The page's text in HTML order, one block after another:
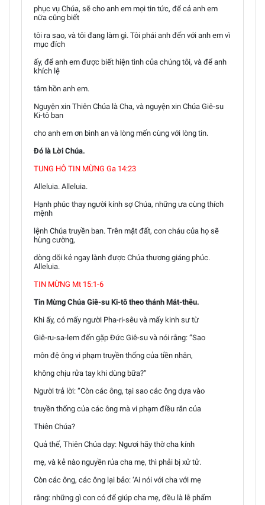
phục vụ Chúa, sẽ cho anh em mọi tin tức, để cả anh em
nữa cũng biết
tôi ra sao, và tôi đang làm gì. Tôi phái anh đến với anh em vì
mục đích
ấy, để anh em được biết hiện tình của chúng tôi, và để anh
khích lệ
tâm hồn anh em.
Nguyện xin Thiên Chúa là Cha, và nguyện xin Chúa Giê-su
Ki-tô ban
cho anh em ơn bình an và lòng mến cùng với lòng tin.
Đó là Lời Chúa.
TUNG HÔ TIN MỪNG Ga 14:23
Alleluia. Alleluia.
Hạnh phúc thay người kính sợ Chúa, những ưa cùng thích
mệnh
lệnh Chúa truyền ban. Trên mặt đất, con cháu của họ sẽ
hùng cường,
dòng dõi kẻ ngay lành được Chúa thương giáng phúc.
Alleluia.
TIN MỪNG Mt 15:1-6
Tin Mừng Chúa Giê-su Ki-tô theo thánh Mát-thêu.
Khi ấy, có mấy người Pha-ri-sêu và mấy kinh sư từ
Giê-ru-sa-lem đến gặp Đức Giê-su và nói rằng: “Sao
môn đệ ông vi phạm truyền thống của tiền nhân,
không chịu rửa tay khi dùng bữa?”
Người trả lời: “Còn các ông, tại sao các ông dựa vào
truyền thống của các ông mà vi phạm điều răn của
Thiên Chúa?
Quả thế, Thiên Chúa dạy: Ngươi hãy thờ cha kính
mẹ, và kẻ nào nguyền rủa cha mẹ, thì phải bị xử tử.
Còn các ông, các ông lại bảo: ‘Ai nói với cha với mẹ
rằng: những gì con có để giúp cha mẹ, đều là lễ phẩm